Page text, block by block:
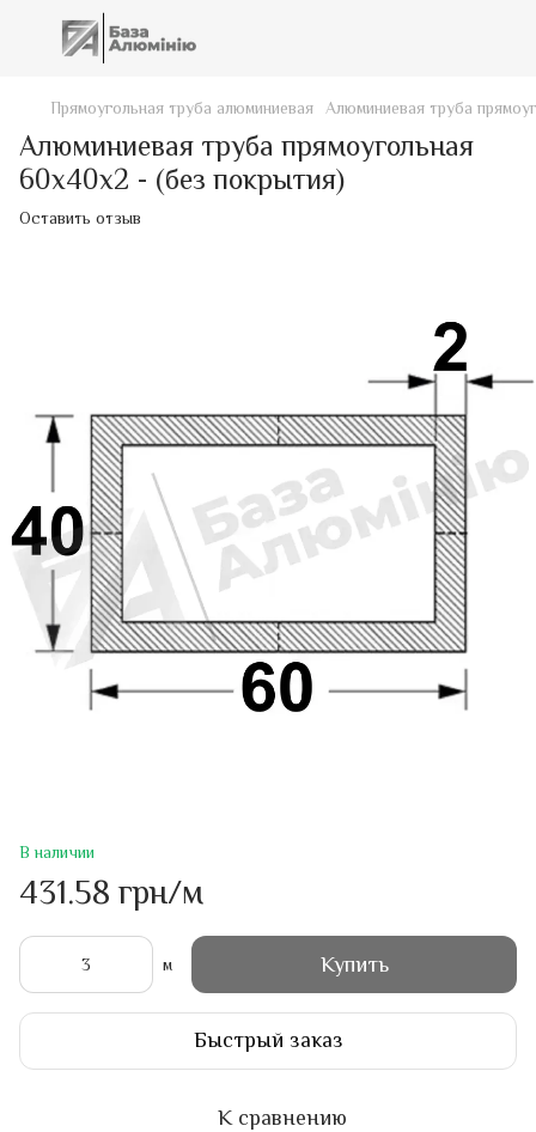
Прямоугольная труба алюминиевая Алюминиевая труба
Алюминиевая труба прямоугольная
60х40х2 - (без покрытия)
Оставить отзыв
В наличии
431.58 грн/м
м Купить
Быстрый заказ
К сравнению